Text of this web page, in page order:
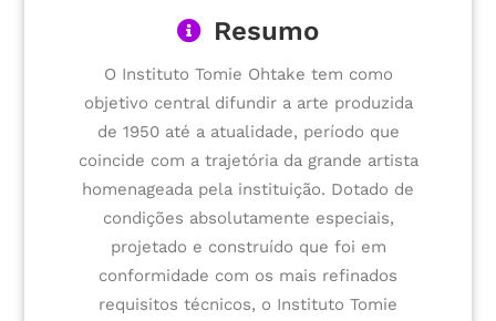
Resumo
O Instituto Tomie Ohtake tem como
objetivo central difundir a arte produzida
de 1950 até a atualidade, período que
coincide com a trajetória da grande artista
homenageada pela instituição. Dotado de
condições absolutamente especiais,
projetado e construído que foi em
conformidade com os mais refinados
requisitos técnicos, o Instituto Tomie